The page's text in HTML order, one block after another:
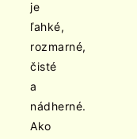
je
ľahké,
rozmarné,
čisté
a
nádherné.
Ako